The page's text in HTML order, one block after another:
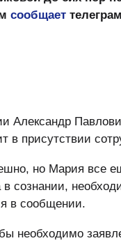
сообщает
Александр
в присутствии
но Мария все
сознании,
в сообщении.
необходимо